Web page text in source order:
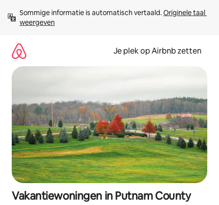
direct
naar
Sommige informatie is automatisch vertaald. Originele taal
weergeven
Je plek op Airbnb zetten
Vakantiewoningen in Putnam County